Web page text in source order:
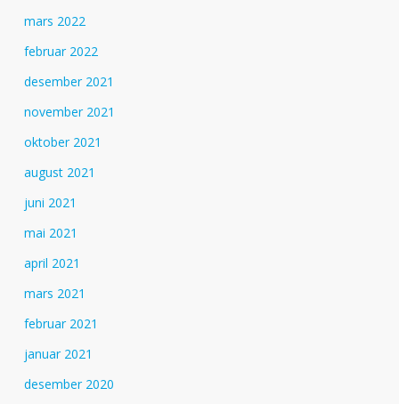
mars 2022
februar 2022
desember 2021
november 2021
oktober 2021
august 2021
juni 2021
mai 2021
april 2021
mars 2021
februar 2021
januar 2021
desember 2020